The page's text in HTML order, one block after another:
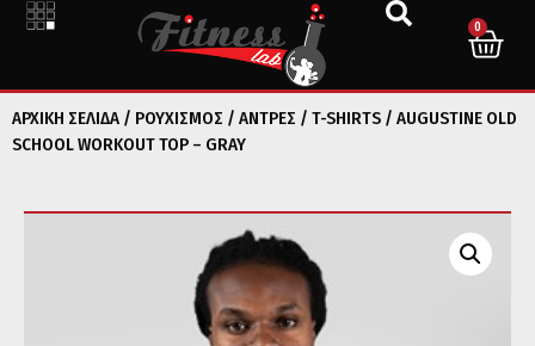
0
ΑΡΧΙΚΉ ΣΕΛΊΔΑ / ΡΟΥΧΙΣΜΟΣ / ΑΝΤΡΕΣ / T-SHIRTS / AUGUSTINE OLD
SCHOOL WORKOUT TOP – GRAY